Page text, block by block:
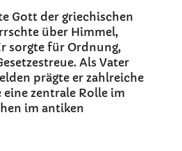
Gott der griechischen
über Himmel,
sorgte für Ordnung,
Als Vater
prägte er zahlreiche
zentrale Rolle im
im antiken